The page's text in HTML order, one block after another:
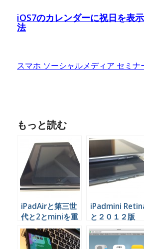
iOS7のカレンダーに祝日を表
法
スマホ ソーシャルメディア セミナ
もっと読む
iPadAirと第三世
代と2とminiを重
ねて比較したった
iPadmini
と２０１２版
iPadminiの違い
（見た目）